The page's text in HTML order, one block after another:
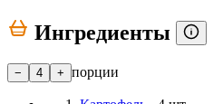
Ингредиенты
− 4 + порции